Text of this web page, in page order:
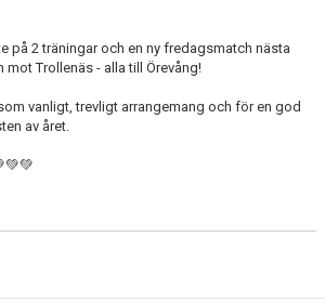
på 2 träningar och en ny fredagsmatch nästa
mot Trollenäs - alla till Örevång!
vanligt, trevligt arrangemang och för en god
av året.